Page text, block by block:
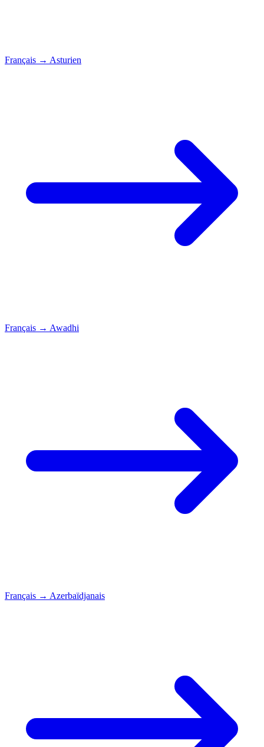
Français → Asturien
Français → Awadhi
Français → Azerbaïdjanais